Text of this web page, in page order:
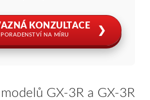
KONZULTACE
NA MÍRU ❯
GX-3R a GX-3R